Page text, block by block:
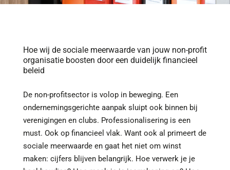
Hoe wij de sociale meerwaarde van jouw non-profit
organisatie boosten door een duidelijk financieel
beleid
De non-profitsector is volop in beweging. Een
ondernemingsgerichte aanpak sluipt ook binnen bij
verenigingen en clubs. Professionalisering is een
must. Ook op financieel vlak. Want ook al primeert de
sociale meerwaarde en gaat het niet om winst
maken: cijfers blijven belangrijk. Hoe verwerk je je